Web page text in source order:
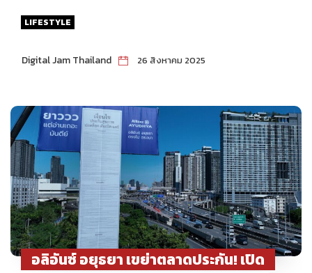
Song Wat : The Scent of Timeless
รำลึกเสน่ห์ย่านเก่าริมเจ้าพระยา
LIFESTYLE
Digital Jam Thailand 26 สิงหาคม 2025
อลิอันซ์ อยุธยา เขย่าตลาดประกัน! เปิด